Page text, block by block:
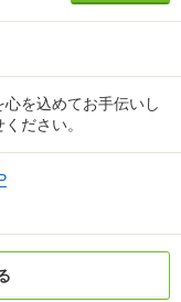
を込めてお手伝いし
ださい。